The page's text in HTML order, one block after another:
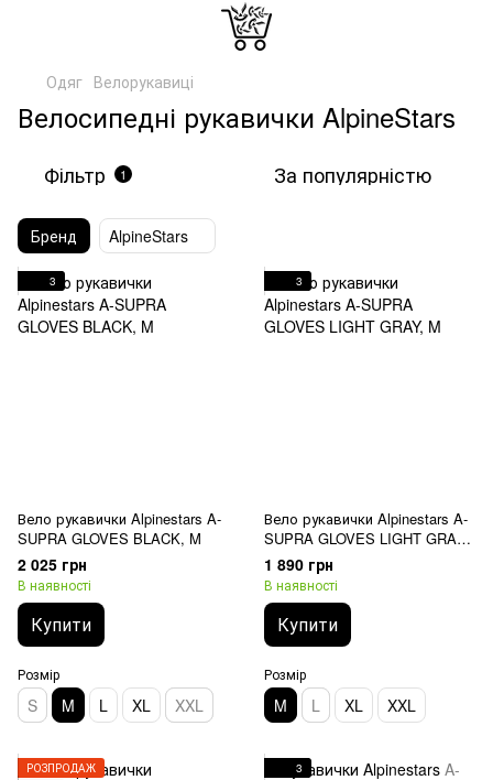
Одяг Велорукавиці
Велосипедні рукавички AlpineStars
Фільтр 1 За популярністю
Бренд AlpineStars
3
Вело рукавички Alpinestars A-
SUPRA GLOVES BLACK, M
2 025 грн
В наявності
Купити
Розмір
S M L XL XXL
3
Вело рукавички Alpinestars A-
SUPRA GLOVES LIGHT GRAY,
M
1 890 грн
В наявності
Купити
Розмір
M L XL XXL
РОЗПРОДАЖ
3